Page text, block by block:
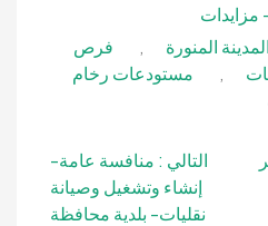
المنورة
فرص
مستودعات رخام
التالي : منافسة عامة-
إنشاء وتشغيل وصيانة
نقليات- بلدية محافظة